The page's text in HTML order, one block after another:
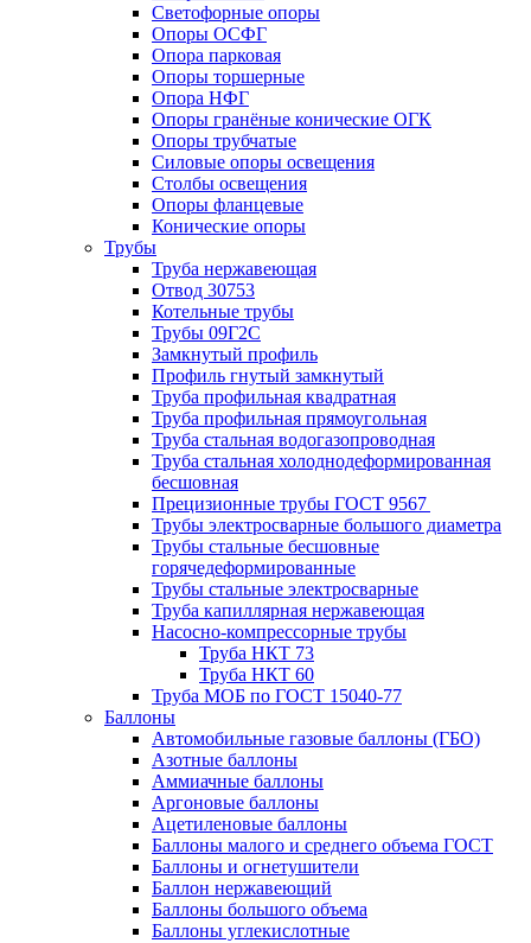
Светофорные опоры
Опоры ОСФГ
Опора парковая
Опоры торшерные
Опора НФГ
Опоры гранёные конические ОГК
Опоры трубчатые
Силовые опоры освещения
Столбы освещения
Опоры фланцевые
Конические опоры
Трубы
Труба нержавеющая
Отвод 30753
Котельные трубы
Трубы 09Г2С
Замкнутый профиль
Профиль гнутый замкнутый
Труба профильная квадратная
Труба профильная прямоугольная
Труба стальная водогазопроводная
Труба стальная холоднодеформированная
бесшовная
Прецизионные трубы ГОСТ 9567
Трубы электросварные большого диаметра
Трубы стальные бесшовные
горячедеформированные
Трубы стальные электросварные
Труба капиллярная нержавеющая
Насосно-компрессорные трубы
Труба НКТ 73
Труба НКТ 60
Труба МОБ по ГОСТ 15040-77
Баллоны
Автомобильные газовые баллоны (ГБО)
Азотные баллоны
Аммиачные баллоны
Аргоновые баллоны
Ацетиленовые баллоны
Баллоны малого и среднего объема ГОСТ
Баллоны и огнетушители
Баллон нержавеющий
Баллоны большого объема
Баллоны углекислотные